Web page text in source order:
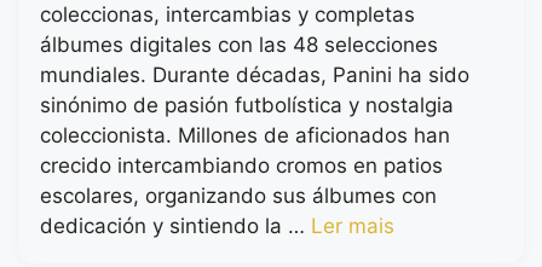
coleccionas, intercambias y completas
álbumes digitales con las 48 selecciones
mundiales. Durante décadas, Panini ha sido
sinónimo de pasión futbolística y nostalgia
coleccionista. Millones de aficionados han
crecido intercambiando cromos en patios
escolares, organizando sus álbumes con
dedicación y sintiendo la … Ler mais